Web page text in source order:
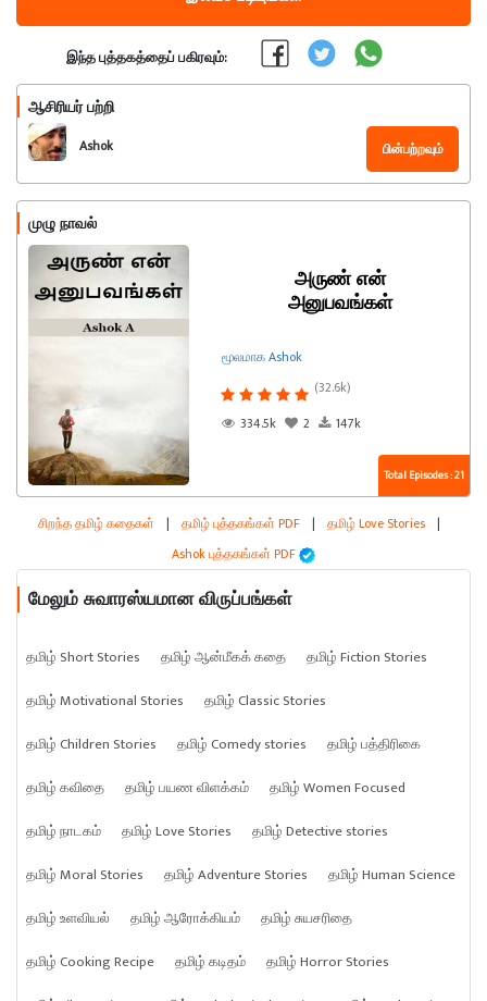
இந்த புத்தகத்தைப் பகிரவும்:
ஆசிரியர் பற்றி
Ashok பின்பற்றவும்
முழு நாவல்
அருண் என்
அனுபவங்கள்
மூலமாக Ashok
(32.6k)
334.5k
2 147k
Total Episodes : 21
சிறந்த தமிழ் கதைகள் | தமிழ் புத்தகங்கள் PDF | தமிழ் Love Stories |
Ashok புத்தகங்கள் PDF
மேலும் சுவாரஸ்யமான விருப்பங்கள்
தமிழ் Short Stories தமிழ் ஆன்மீகக் கதை
தமிழ் Fiction Stories
தமிழ் Motivational Stories
தமிழ் Classic Stories
தமிழ் Children Stories
தமிழ் Comedy stories
தமிழ் பத்திரிகை
தமிழ் கவிதை
தமிழ் பயண விளக்கம்
தமிழ் Women Focused
தமிழ் நாடகம்
தமிழ் Love Stories
தமிழ் Detective stories
தமிழ் Moral Stories
தமிழ் Adventure Stories
தமிழ் Human Science
தமிழ் உளவியல்
தமிழ் ஆரோக்கியம்
தமிழ் சுயசரிதை
தமிழ் Cooking Recipe
தமிழ் கடிதம்
தமிழ் Horror Stories